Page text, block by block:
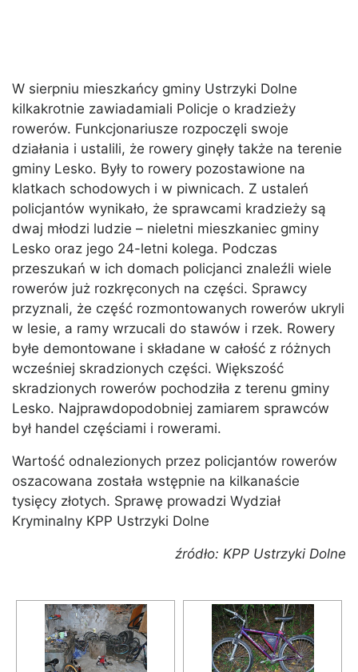
W sierpniu mieszkańcy gminy Ustrzyki Dolne
kilkakrotnie zawiadamiali Policje o kradzieży
rowerów. Funkcjonariusze rozpoczęli swoje
działania i ustalili, że rowery ginęły także na terenie
gminy Lesko. Były to rowery pozostawione na
klatkach schodowych i w piwnicach. Z ustaleń
policjantów wynikało, że sprawcami kradzieży są
dwaj młodzi ludzie – nieletni mieszkaniec gminy
Lesko oraz jego 24-letni kolega. Podczas
przeszukań w ich domach policjanci znaleźli wiele
rowerów już rozkręconych na części. Sprawcy
przyznali, że część rozmontowanych rowerów ukryli
w lesie, a ramy wrzucali do stawów i rzek. Rowery
byłe demontowane i składane w całość z różnych
wcześniej skradzionych części. Większość
skradzionych rowerów pochodziła z terenu gminy
Lesko. Najprawdopodobniej zamiarem sprawców
był handel częściami i rowerami.
Wartość odnalezionych przez policjantów rowerów
oszacowana została wstępnie na kilkanaście
tysięcy złotych. Sprawę prowadzi Wydział
Kryminalny KPP Ustrzyki Dolne
źródło: KPP Ustrzyki Dolne